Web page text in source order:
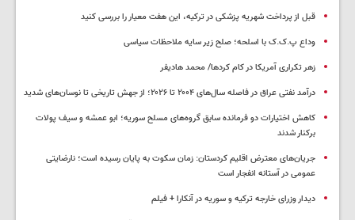
قبل از پرداخت شهریه پزشکی در ترکیه، این هفت معیار را بررسی کنید
وداع پ.ک.ک با اسلحه؛ صلح زیر سایه ملاحظات سیاسی
زهر تکراری آمریکا در کام کردها/ محمد هادیفر
درآمد نفتی عراق در فاصله سال‌های ۲۰۰۴ تا ۲۰۲۶؛ از جهش تاریخی تا نوسان‌های شدید
کاهش اختیارات دو فرمانده سابق گروه‌های مسلح سوریه؛ ابو عمشه و سیف پولات
برکنار شدند
جریان‌های معترض اقلیم کردستان: زمان سکوت به پایان رسیده است؛ نارضایتی
عمومی در آستانه انفجار است
دیدار وزرای خارجه ترکیه و سوریه در آنکارا + فیلم